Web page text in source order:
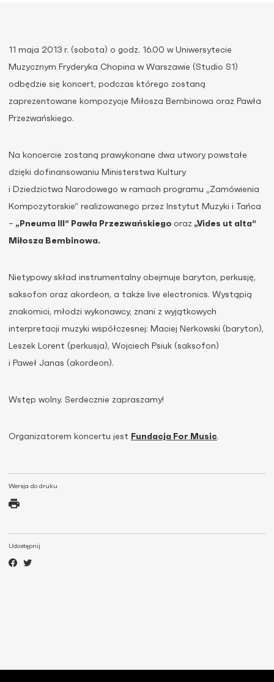
Wersja do druku
Udostępnij
11 maja 2013 r. (sobota) o godz. 16.00 w Uniwersytecie
Muzycznym Fryderyka Chopina w Warszawie (Studio S1)
odbędzie się koncert, podczas którego zostaną
zaprezentowane kompozycje Miłosza Bembinowa oraz Pawła
Przezwańskiego.
Na koncercie zostaną prawykonane dwa utwory powstałe
dzięki dofinansowaniu Ministerstwa Kultury
i Dziedzictwa Narodowego w ramach programu „Zamówienia
Kompozytorskie“ realizowanego przez Instytut Muzyki i Tańca
– „Pneuma III“ Pawła Przezwańskiego oraz „Vides ut alta“
Miłosza Bembinowa.
Nietypowy skład instrumentalny obejmuje baryton, perkusję,
saksofon oraz akordeon, a także live electronics. Wystąpią
znakomici, młodzi wykonawcy, znani z wyjątkowych
interpretacji muzyki współczesnej: Maciej Nerkowski (baryton),
Leszek Lorent (perkusja), Wojciech Psiuk (saksofon)
i Paweł Janas (akordeon).
Wstęp wolny. Serdecznie zapraszamy!
Organizatorem koncertu jest Fundacja For Music.